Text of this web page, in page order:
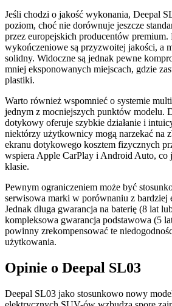
Jeśli chodzi o jakość wykonania, Deepal
poziom, choć nie dorównuje jeszcze
przez europejskich producentów premium.
wykończeniowe są przyzwoitej jakości, a
solidny. Widoczne są jednak pewne
mniej eksponowanych miejscach, gdzie
plastiki.
Warto również wspomnieć o systemie
jednym z mocniejszych punktów modelu.
dotykowy oferuje szybkie działanie i
niektórzy użytkownicy mogą narzekać na
ekranu dotykowego kosztem fizycznych
wspiera Apple CarPlay i Android Auto, co
klasie.
Pewnym ograniczeniem może być
serwisowa marki w porównaniu z bardziej
Jednak długa gwarancja na baterię (8 lat
kompleksowa gwarancja podstawowa (5
powinny zrekompensować te
użytkowania.
Opinie o Deepal SL03
Deepal SL03 jako stosunkowo nowy